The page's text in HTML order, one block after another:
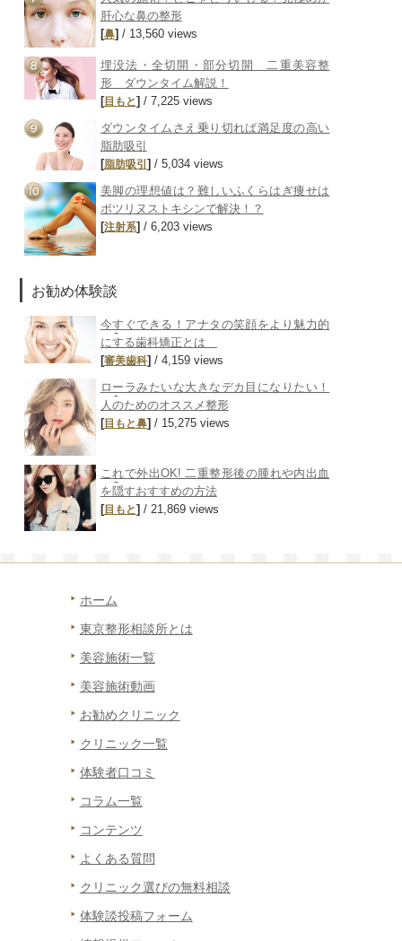
肝心な鼻の整形
[鼻]/ 13,560 views
埋没法・全切開・部分切開 二重美容整
形 ダウンタイム解説！
[目もと]/ 7,225 views
ダウンタイムさえ乗り切れば満足度の高い
脂肪吸引
[脂肪吸引 ]/ 5,034 views
美脚の理想値は？難しいふくらはぎ痩せは
ボツリヌストキシンで解決！？
[注射系]/ 6,203 views
お勧め体験談
今すぐできる！アナタの笑顔をより魅力的
にする歯科矯正とは
[審美歯科] / 4,159 views
ローラみたいな大きなデカ目になりたい！
人のためのオススメ整形
[目もと鼻] / 15,275 views
これで外出OK! 二重整形後の腫れや内出血
を隠すおすすめの方法
[目もと] / 21,869 views
ホーム
東京整形相談所とは
美容施術一覧
美容施術動画
お勧めクリニック
クリニック一覧
体験者口コミ
コラム一覧
コンテンツ
よくある質問
クリニック選びの無料相談
体験談投稿フォーム